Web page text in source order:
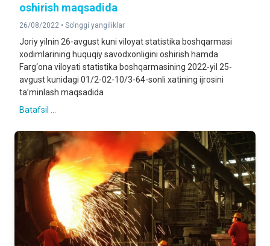
oshirish maqsadida
26/08/2022 • So'nggi yangiliklar
Joriy yilnin 26-avgust kuni viloyat statistika boshqarmasi
xodimlarining huquqiy savodxonligini oshirish hamda
Farg‘ona viloyati statistika boshqarmasining 2022-yil 25-
avgust kunidagi 01/2-02-10/3-64-sonli xatining ijrosini
ta’minlash maqsadida
Batafsil ...